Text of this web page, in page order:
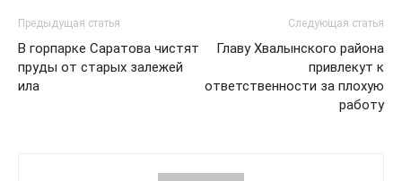
Предыдущая статья
В горпарке Саратова чистят
пруды от старых залежей
ила
Следующая статья
Главу Хвалынского района
привлекут к
ответственности за плохую
работу